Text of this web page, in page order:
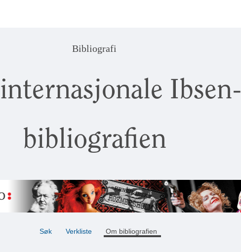
Bibliografi
Ibsen-
bibliografien
Søk Verkliste Om bibliografien